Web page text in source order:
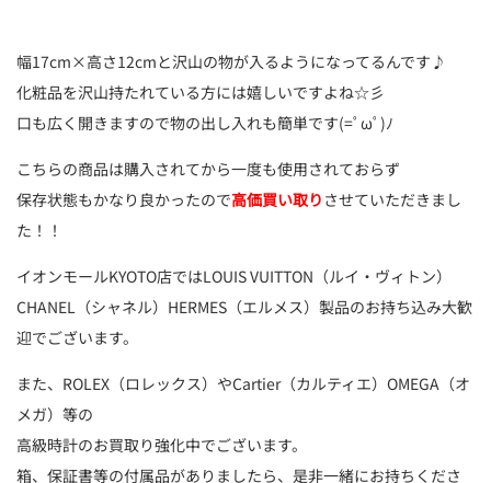
幅17cm×高さ12cmと沢山の物が入るようになってるんです♪
化粧品を沢山持たれている方には嬉しいですよね☆彡
口も広く開きますので物の出し入れも簡単です(=ﾟωﾟ)ﾉ
こちらの商品は購入されてから一度も使用されておらず
保存状態もかなり良かったので高価買い取り させていただきまし
た！！
イオンモールKYOTO店ではLOUIS VUITTON（ルイ・ヴィトン）
CHANEL（シャネル）HERMES（エルメス）製品のお持ち込み大歓
迎でございます。
また、ROLEX（ロレックス）やCartier（カルティエ）OMEGA（オ
メガ）等の
高級時計のお買取り強化中でございます。
箱、保証書等の付属品がありましたら、是非一緒にお持ちくださ